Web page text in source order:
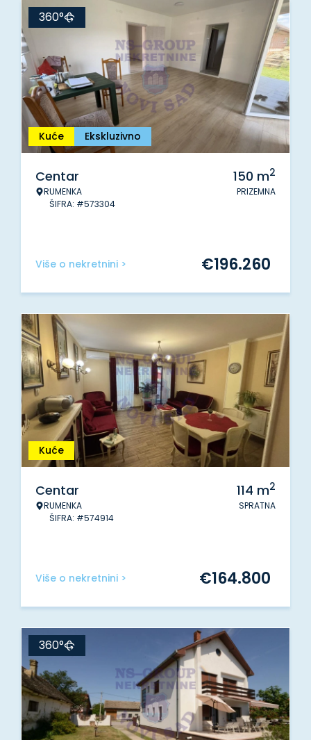
Kuće Ekskluzivno
360°
Centar
RUMENKA
ŠIFRA: #573304
150 m2
PRIZEMNA
Više o nekretnini > €196.260
Kuće
Centar
RUMENKA
ŠIFRA: #574914
114 m2
SPRATNA
Više o nekretnini > €164.800
360°